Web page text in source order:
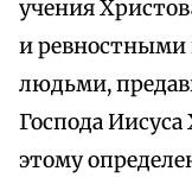
учения
и ревностными
людьми,
Господа
этому